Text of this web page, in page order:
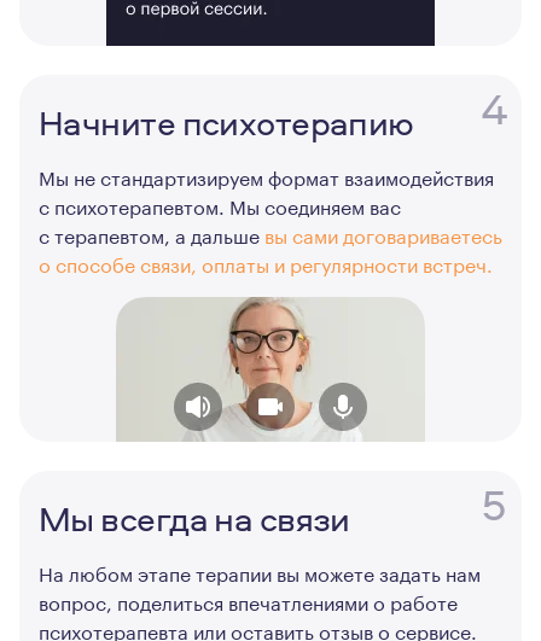
4
Начните психотерапию
Мы не стандартизируем формат взаимодействия
с психотерапевтом. Мы соединяем вас
с терапевтом, а дальше вы сами договариваетесь
о способе связи, оплаты и регулярности встреч.
5
Мы всегда на связи
На любом этапе терапии вы можете задать нам
вопрос, поделиться впечатлениями о работе
психотерапевта или оставить отзыв о сервисе.